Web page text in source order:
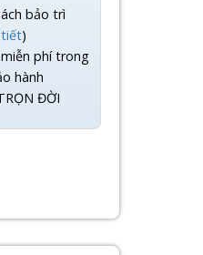
bảo trì
tiết)
phí trong
hành
ĐỜI